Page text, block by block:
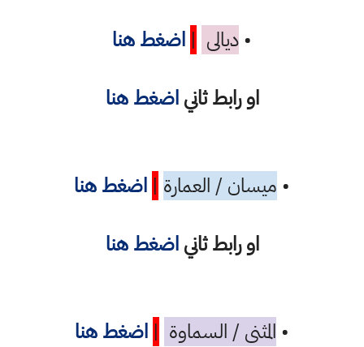
•ديالى | اضغط هنا
او رابط ثانياضغط هنا
• ميسان / العمارة | اضغط هنا
او رابط ثانياضغط هنا
• المثنى / السماوة | اضغط هنا